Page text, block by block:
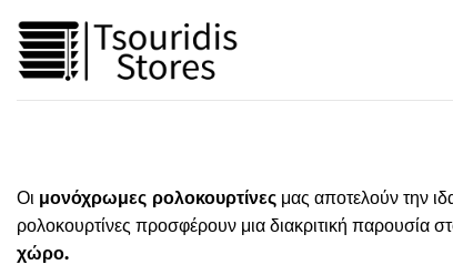
στο
περιεχόμενο
Οι μονόχρωμες ρολοκουρτίνες μας αποτελούν την
ρολοκουρτίνες προσφέρουν μια διακριτική παρουσία
χώρο.